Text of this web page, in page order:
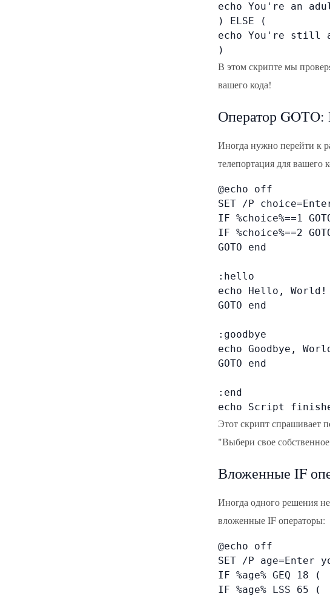
echo You're an
) ELSE (
echo You're still
)
В этом скрипте мы
вашего кода!
Оператор
Иногда нужно перейти к
телепортация для вашего
@echo off
SET /P
IF %choice%==1
IF %choice%==2
GOTO end
:hello
echo Hello, World!
GOTO end
:goodbye
echo Goodbye,
GOTO end
:end
echo Script
Этот скрипт спрашивает
"Выбери свое
Вложенные IF
Иногда одного решения
вложенные IF операторы:
@echo off
SET /P age=Enter
IF %age% GEQ 18 (
IF %age% LSS 65 (